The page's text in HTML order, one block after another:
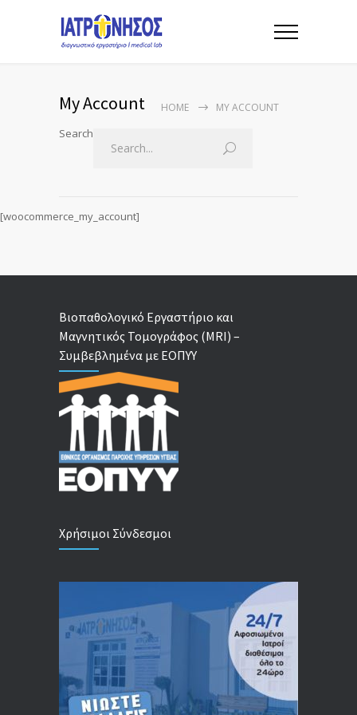
My Account HOME MY ACCOUNT
Search
[woocommerce_my_account]
Βιοπαθολογικό Εργαστήριο και
Μαγνητικός Τομογράφος (MRI) –
Συμβεβλημένα με ΕΟΠΥΥ
Χρήσιμοι Σύνδεσμοι